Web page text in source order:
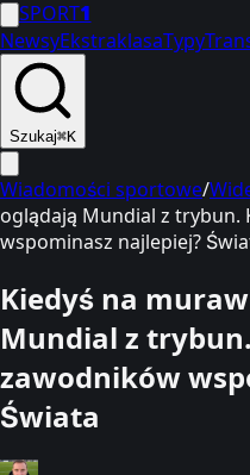
SPORT1
NewsyEkstraklasaTypy
Szukaj⌘K
Wiadomości sportowe/
oglądają Mundial z
wspominasz najlepiej?
Kiedyś na
Mundial z
zawodników
Świata